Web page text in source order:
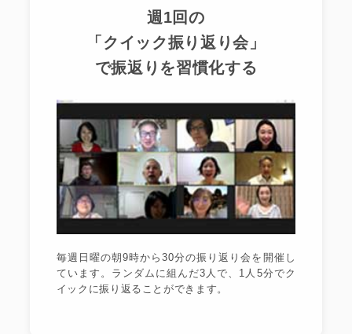
週1回の
「クイック振り返り会」
で振返りを習慣化する
毎週日曜の朝9時から30分の振り返り会を開催し
ています。ランダムに組んだ3人で、1人5分でク
イックに振り返ることができます。